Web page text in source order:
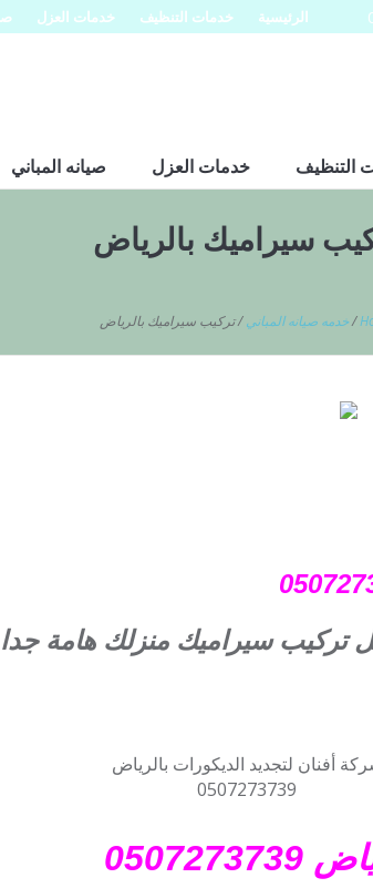
الرئيسية خدمات التنظيف خدمات العزل
التنظيف خدمات العزل صيانه المباني
سيراميك بالرياض
/خدمه صيانه المباني /تركيب سيراميك بالرياض
تركيب سيراميك منزلك هامة
أفنان لتجديد الديكورات بالرياض
0507273739